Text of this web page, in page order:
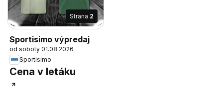
Strana 2
Sportisimo výpredaj
od soboty 01.08.2026
Sportisimo
Cena v letáku